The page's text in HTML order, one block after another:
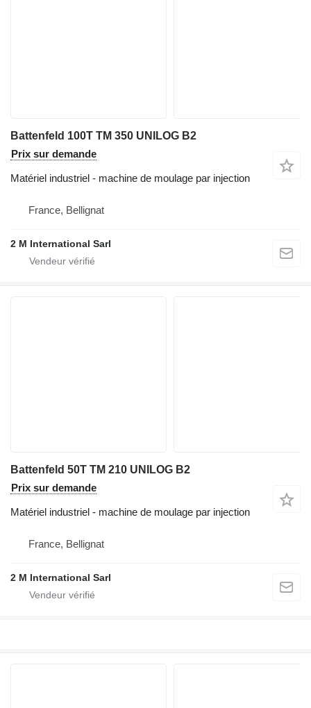
Battenfeld 100T TM 350 UNILOG B2
Prix sur demande
Matériel industriel - machine de moulage par injection
France, Bellignat
2 M International Sarl
Battenfeld 50T TM 210 UNILOG B2
Prix sur demande
Matériel industriel - machine de moulage par injection
France, Bellignat
2 M International Sarl